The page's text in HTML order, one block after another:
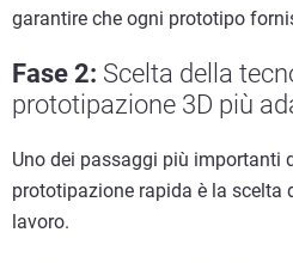
garantire che ogni prototipo
Fase 2: Scelta della
prototipazione 3D più
Uno dei passaggi più importanti
prototipazione rapida è la scelta
lavoro.